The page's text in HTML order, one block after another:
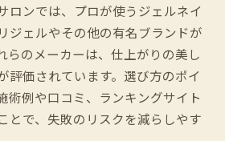
ロンでは、プロが使うジェルネイ
ジェルやその他の有名ブランドが
らのメーカーは、仕上がりの美し
評価されています。選び方のポイ
術例や口コミ、ランキングサイト
とで、失敗のリスクを減らしやす